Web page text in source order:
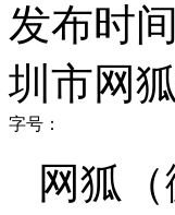
发布时
圳市网
字号：
网狐